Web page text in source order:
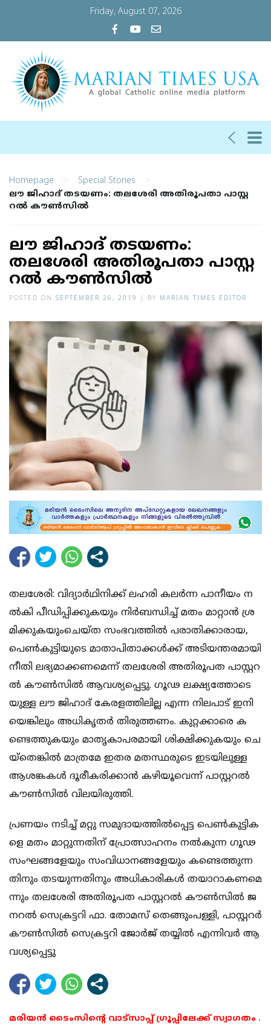
Friday, August 07, 2026
Homepage > Special Stories >
ലൗ ​ജി​ഹാ​ദ് തടയണം: തലശേരി അതിരൂപതാ പാ​സ്റ്റ​
റ​ൽ കൗ​ൺ​സി​ൽ
ലൗ ​ജി​ഹാ​ദ് തടയണം:
തലശേരി അതിരൂപതാ പാ​സ്റ്റ​
റ​ൽ കൗ​ൺ​സി​ൽ
POSTED ON SEPTEMBER 26, 2019 BY MARIAN TIMES EDITOR
ത​​​ല​​​ശേ​​​രി: വി​​​ദ്യാ​​​ർ​​​ഥി​​​നി​​​ക്ക് ല​​​ഹ​​​രി ക​​​ല​​​ർ​​​ന്ന പാ​​​നീ​​​യം ന​​​
ൽ​​​കി പീ​​​ഡി​​​പ്പി​​​ക്കു​​​ക​​​യും നി​​​ർ​​​ബ​​​ന്ധി​​​ച്ച് മ​​​തം മാ​​​റ്റാ​​ൻ ശ്ര​​
മി​​ക്കു​​ക​​യും​​ചെ​​​യ്ത സം​​​ഭ​​​വ​​​ത്തി​​​ൽ പ​​​രാ​​​തി​​​ക്കാ​​​രാ​​​യ,
പെ​​​ൺ​​​കു​​​ട്ടി​​​യു​​​ടെ മാ​​​താ​​​പി​​​താ​​​ക്ക​​​ൾ​​​ക്ക് അ​​​ടി​​​യ​​​ന്ത​​​ര​​​മാ​​​യി
നീ​​​തി ല​​​ഭ്യ​​​മാ​​​ക്ക​​​ണ​​​മെ​​​ന്ന് ത​​​ല​​​ശേ​​​രി അ​​​തി​​​രൂ​​​പ​​​ത പാ​​​സ്റ്റ​​​റ​​​
ൽ കൗ​​​ൺ​​​സി​​​ൽ ആ​​​വ​​​ശ്യ​​​പ്പെ​​​ട്ടു. ഗൂ​​ഢ ല​​ക്ഷ്യ​​ത്തോ​​ടെ​​
യു​​ള്ള ലൗ ​​​ജി​​​ഹാ​​​ദ് കേ​​​ര​​​ള​​​ത്തി​​​ലി​​​ല്ല എ​​​ന്ന നി​​​ല​​​പാ​​​ട് ഇ​​​നി​​​
യെ​​​ങ്കി​​​ലും അ​​​ധി​​​കൃ​​​ത​​​ർ തി​​​രു​​​ത്ത​​​ണം. കു​​​റ്റ​​​ക്കാ​​​രെ ക​​​
ണ്ടെ​​​ത്തു​​​ക​​​യും മാ​​​തൃ​​​കാ​​​പ​​​ര​​​മാ​​​യി ശി​​​ക്ഷി​​​ക്കു​​​ക​​​യും ചെ​​​
യ്തെ​​​ങ്കി​​​ൽ മാ​​​ത്ര​​​മേ ഇ​​​ത​​​ര​​​ മ​​​ത​​​സ്ഥ​​​രു​​​ടെ ഇ​​​ട​​​യി​​​ലു​​​ള്ള
ആ​​​ശ​​​ങ്ക​​​ക​​​ൾ ദൂ​​​രീ​​​ക​​​രി​​​ക്കാ​​​ൻ ക​​​ഴി​​​യൂവെന്ന് പാ​​​സ്റ്റ​​​റ​​​ൽ
കൗ​​​ൺ​​​സി​​​ൽ വി​​​ല​​​യി​​​രു​​​ത്തി.
പ്ര​​​ണ​​​യം ന​​​ടി​​​ച്ച് മ​​​റ്റു സ​​​മു​​​ദാ​​​യ​​​ത്തി​​​ൽ​​​പ്പെ​​​ട്ട പെ​​​ൺ​​​കു​​​ട്ടി​​​ക​​​
ളെ മ​​​തം മാ​​​റ്റു​​​ന്ന​​​തി​​​ന് പ്രോ​​​ത്സാ​​​ഹ​​​നം ന​​​ൽ​​​കു​​​ന്ന ഗൂ​​​ഢ​​​
സം​​​ഘ​​​ങ്ങ​​​ളേ​​യും സം​​​വി​​​ധാ​​​ന​​​ങ്ങ​​​ളേ​​യും ക​​​ണ്ടെ​​​ത്തു​​​ന്ന​​​
തി​​​നും ത​​ട​​യു​​​ന്ന​​​തി​​​നും അ​​​ധി​​​കാ​​​രി​​​ക​​​ൾ ത​​​യാ​​​റാ​​​ക​​​ണ​​​മെ​​​
ന്നും ത​​​ല​​​ശേ​​​രി അ​​​തി​​​രൂ​​​പ​​​ത പാ​​​സ്റ്റ​​​റ​​​ൽ കൗ​​​ൺ​​​സി​​​ൽ ജ​​​
ന​​​റ​​​ൽ സെ​​​ക്ര​​​ട്ട​​​റി ഫാ. ​​​തോ​​​മ​​​സ് തെ​​​ങ്ങും​​​പ​​​ള്ളി, പാ​​​സ്റ്റ​​​റ​​​ർ
കൗ​​​ൺ​​​സി​​​ൽ സെ​​​ക്ര​​​ട്ട​​​റി ജോ​​​ർ​​​ജ് ത​​​യ്യി​​​ൽ എ​​​ന്നി​​​വ​​​ർ ആ​​​
വ​​​ശ്യ​​​പ്പെ​​​ട്ടു
മരിയൻ ടൈംസിന്റെ വാട്സാപ്പ് ഗ്രൂപ്പിലേക്ക് സ്വാഗതം .